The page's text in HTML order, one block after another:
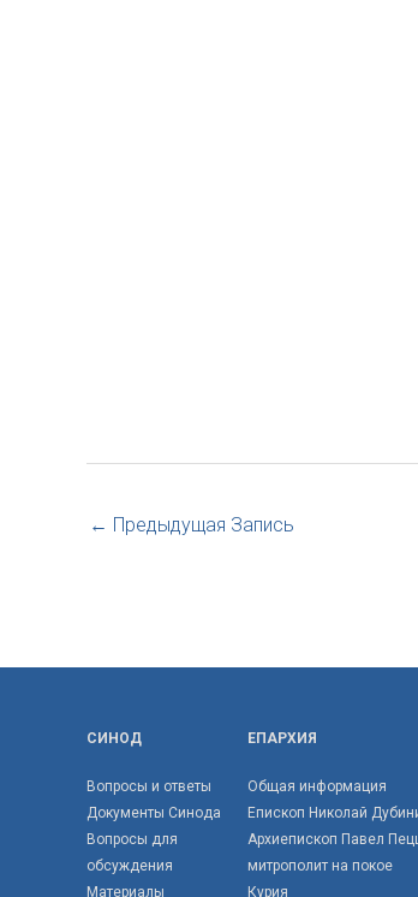
← Предыдущая Запись
СИНОД
Вопросы и ответы
Документы Синода
Вопросы для
обсуждения
Материалы
ЕПАРХИЯ
Общая информация
Епископ Николай
Архиепископ Павел
митрополит на покое
Курия